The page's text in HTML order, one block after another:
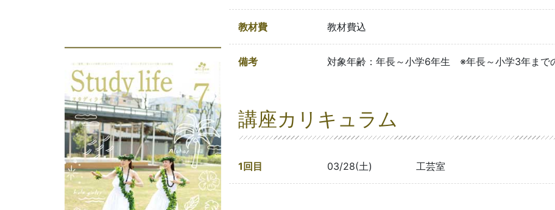
教材費 教材費込
備考 対象年齢：年長～小学6年生 ※年長～小学3年まで
講座カリキュラム
1回目 03/28(土) 工芸室